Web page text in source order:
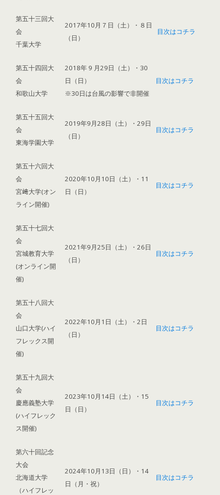
第五十三回大
会
千葉大学
2017年10月７日（土）・８日
（日）
目次はコチラ
第五十四回大
会
和歌山大学
2018年 9 月29日（土）・30
日（日）
※30日は台風の影響で非開催
目次はコチラ
第五十五回大
会
東海学園大学
2019年9月28日（土）・29日
（日）
目次はコチラ
第五十六回大
会
宮﨑大学(オン
ライン開催)
2020年10月10日（土）・11
日（日）
目次はコチラ
第五十七回大
会
宮城教育大学
(オンライン開
催)
2021年9月25日（土）・26日
（日）
目次はコチラ
第五十八回大
会
山口大学(ハイ
フレックス開
催)
2022年10月1日（土）・2日
（日）
目次はコチラ
第五十九回大
会
慶應義塾大学
(ハイフレック
ス開催)
2023年10月14日（土）・15
日（日）
目次はコチラ
第六十回記念
大会
北海道大学
（ハイフレッ
2024年10月13日（日）・14
日（月・祝）
目次はコチラ